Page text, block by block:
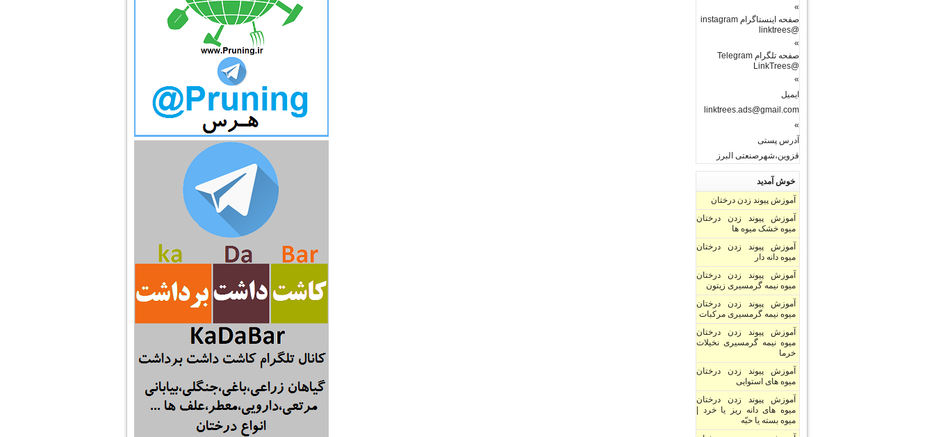
»
صفحه اینستاگرام instagram
@linktrees
»
صفحه تلگرام Telegram
@LinkTrees
»
ایمیل
linktrees.ads@gmail.com
»
آدرس پستی
قزوین،شهرصنعتی البرز
خوش آمدید
آموزش پیوند زدن درختان
آموزش پیوند زدن درختان
میوه خشک میوه ها
آموزش پیوند زدن درختان
میوه دانه دار
آموزش پیوند زدن درختان
میوه نیمه گرمسیری زیتون
آموزش پیوند زدن درختان
میوه نیمه گرمسیری مرکبات
آموزش پیوند زدن درختان
میوه نیمه گرمسیری نخیلات
خرما
آموزش پیوند زدن درختان
میوه های استوایی
آموزش پیوند زدن درختان
میوه های دانه ریز یا خرد |
میوه بسته یا حبّه